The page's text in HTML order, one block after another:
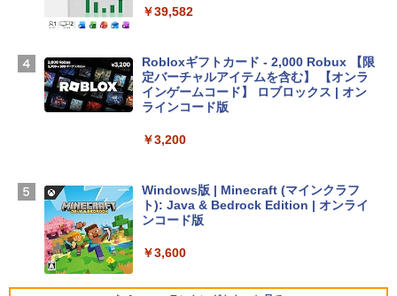
igence、13.6インチLiquid Retinaディ
レームカメラ、日本語キーボード、Touc
h ID - ミッドナイト
￥224,800
SSD インテル Core 5
￥129,800
￥39,582
Robloxギフトカード - 2,000 Robux 【限
定バーチャルアイテムを含む】 【オンラ
インゲームコード】 ロブロックス | オン
ラインコード版
￥3,200
Windows版 | Minecraft (マインクラフ
ト): Java & Bedrock Edition | オンライ
ンコード版
￥3,600